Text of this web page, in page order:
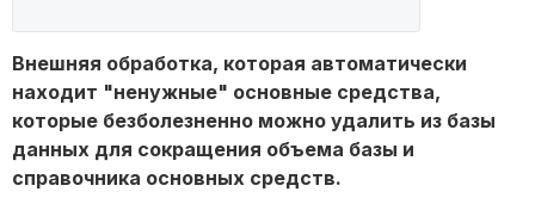
Внешняя обработка, которая автоматически
находит "ненужные" основные средства,
которые безболезненно можно удалить из базы
данных для сокращения объема базы и
справочника основных средств.